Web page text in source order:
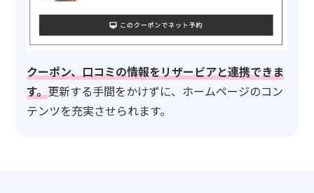
クーポン、口コミの情報をリザービアと連携できま
す。 更新する手間をかけずに、ホームページのコン
テンツを充実させられます。